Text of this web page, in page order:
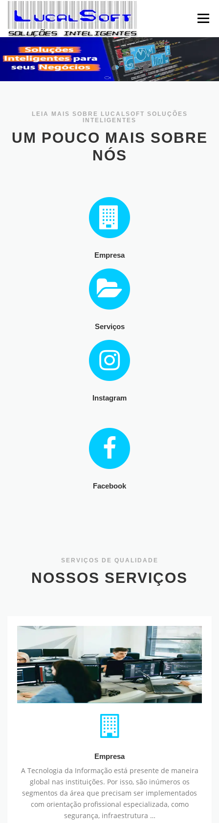
Menu
HOME EMPRESA SOLUÇÕES SERVIÇOS
LEIA MAIS SOBRE LUCALSOFT SOLUÇÕES
INTELIGENTES
UM POUCO MAIS SOBRE
NÓS
Empresa
Serviços
Instagram
Facebook
SERVIÇOS DE QUALIDADE
NOSSOS SERVIÇOS
Empresa
Empresa
A Tecnologia da Informação está presente de maneira
global nas instituições. Por isso, são inúmeros os
segmentos da área que precisam ser implementados
com orientação profissional especializada, como
segurança, infraestrutura …